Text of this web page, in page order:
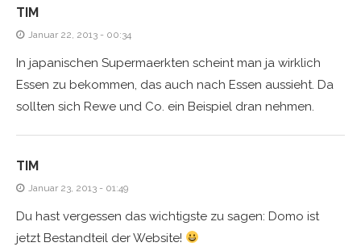
TIM
Januar 22, 2013 - 00:34
In japanischen Supermaerkten scheint man ja wirklich
Essen zu bekommen, das auch nach Essen aussieht. Da
sollten sich Rewe und Co. ein Beispiel dran nehmen.
TIM
Januar 23, 2013 - 01:49
Du hast vergessen das wichtigste zu sagen: Domo ist
jetzt Bestandteil der Website!